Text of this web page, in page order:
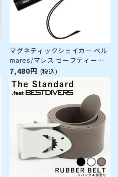
マグネティックシェイカー ベル
mares/マレス セーフティーグ
ッズ
7,480円 (税込)